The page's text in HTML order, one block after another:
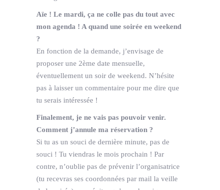
Aïe ! Le mardi, ça ne colle pas du tout avec
mon agenda ! A quand une soirée en weekend
?
En fonction de la demande, j’envisage de
proposer une 2ème date mensuelle,
éventuellement un soir de weekend. N’hésite
pas à laisser un commentaire pour me dire que
tu serais intéressée !
Finalement, je ne vais pas pouvoir venir.
Comment j’annule ma réservation ?
Si tu as un souci de dernière minute, pas de
souci ! Tu viendras le mois prochain ! Par
contre, n’oublie pas de prévenir l’organisatrice
(tu recevras ses coordonnées par mail la veille